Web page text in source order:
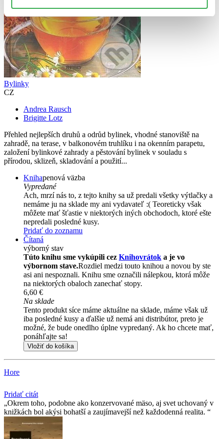
Bylinky
CZ
Andrea Rausch
Brigitte Lotz
Přehled nejlepších druhů a odrůd bylinek, vhodné stanoviště na
zahradě, na terase, v balkonovém truhlíku i na okenním parapetu,
založení bylinkové zahrady a pěstování bylinek v souladu s
přírodou, sklizeň, skladování a použití...
Knihapenová väzba
Vypredané
Ach, mrzí nás to, z tejto knihy sa už predali všetky výtlačky a
nemáme ju na sklade my ani vydavateľ :( Teoreticky však
môžete mať šťastie v niektorých iných obchodoch, ktoré ešte
nepredali posledné kusy.
Pridať do zoznamu
Čítaná
výborný stav
Túto knihu sme vykúpili cez Knihovrátok a je vo
výbornom stave.Rozdiel medzi touto knihou a novou by ste
asi ani nespoznali. Knihu sme označili nálepkou, ktorá môže
na niektorých obaloch zanechať stopy.
6,60 €
Na sklade
Tento produkt síce máme aktuálne na sklade, máme však už
iba posledné kusy a ďalšie už nemá ani distribútor, preto je
možné, že bude onedlho úplne vypredaný. Ak ho chcete mať,
ponáhľajte sa!
Vložiť do košíka
Hore
Pridať citát
Okrem toho, podobne ako konzervované mäso, aj svet uchovaný v
knižkách bol akýsi bohatší a zaujímavejší než každodenná realita.